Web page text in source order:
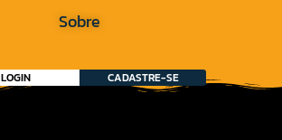
Sobre
LOGIN CADASTRE-SE